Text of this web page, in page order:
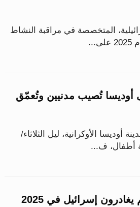
المتخصصة في مراقبة النشاط
أوديسا تُصيب مدنيين وتُعمّق
الأوكرانية، ليل الثلاثاء/
أطفال، ف...